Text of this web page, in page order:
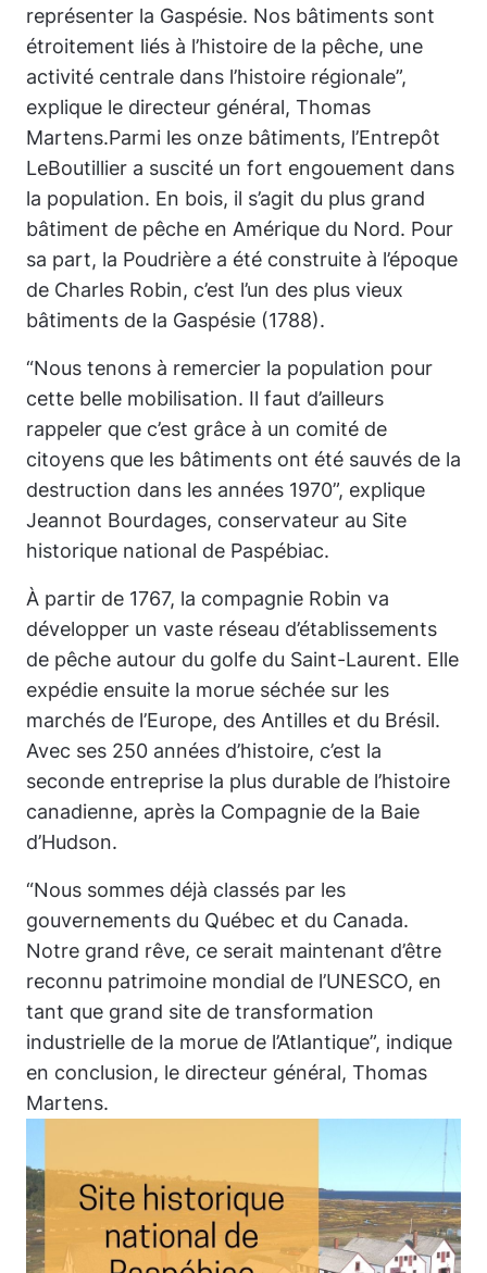
représenter la Gaspésie. Nos bâtiments sont
étroitement liés à l’histoire de la pêche, une
activité centrale dans l’histoire régionale”,
explique le directeur général, Thomas
Martens.Parmi les onze bâtiments, l’Entrepôt
LeBoutillier a suscité un fort engouement dans
la population. En bois, il s’agit du plus grand
bâtiment de pêche en Amérique du Nord. Pour
sa part, la Poudrière a été construite à l’époque
de Charles Robin, c’est l’un des plus vieux
bâtiments de la Gaspésie (1788).
“Nous tenons à remercier la population pour
cette belle mobilisation. Il faut d’ailleurs
rappeler que c’est grâce à un comité de
citoyens que les bâtiments ont été sauvés de la
destruction dans les années 1970”, explique
Jeannot Bourdages, conservateur au Site
historique national de Paspébiac.
À partir de 1767, la compagnie Robin va
développer un vaste réseau d’établissements
de pêche autour du golfe du Saint-Laurent. Elle
expédie ensuite la morue séchée sur les
marchés de l’Europe, des Antilles et du Brésil.
Avec ses 250 années d’histoire, c’est la
seconde entreprise la plus durable de l’histoire
canadienne, après la Compagnie de la Baie
d’Hudson.
“Nous sommes déjà classés par les
gouvernements du Québec et du Canada.
Notre grand rêve, ce serait maintenant d’être
reconnu patrimoine mondial de l’UNESCO, en
tant que grand site de transformation
industrielle de la morue de l’Atlantique”, indique
en conclusion, le directeur général, Thomas
Martens.